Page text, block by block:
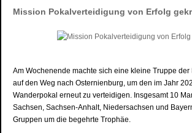
Mission Pokalverteidigung von Erfolg
Am Wochenende machte sich eine kleine Truppe der
auf den Weg nach Osternienburg, um den im Jahr
Wanderpokal erneut zu verteidigen. Insgesamt 10
Sachsen, Sachsen-Anhalt, Niedersachsen und
Gruppen um die begehrte Trophäe.